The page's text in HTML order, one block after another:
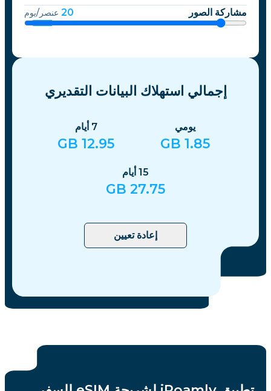
مشاركة الصور 20 عنصر/يوم
إجمالي استهلاك البيانات التقديري
يومي
1.85
7 أيام
12.95
15 أيام
27.75
إعادة تعيين